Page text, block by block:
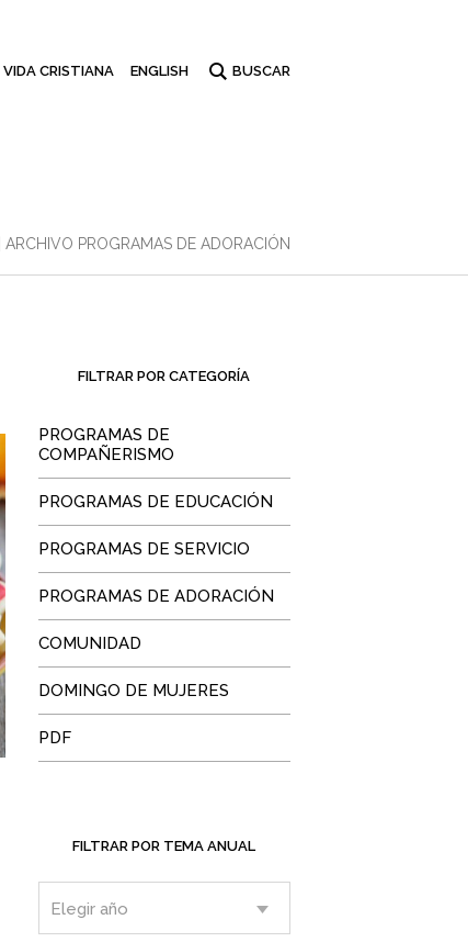
VIDA CRISTIANA ENGLISH
ARCHIVO PROGRAMAS DE ADORACIÓN
FILTRAR POR CATEGORÍA
PROGRAMAS DE
COMPAÑERISMO
PROGRAMAS DE EDUCACIÓN
PROGRAMAS DE SERVICIO
PROGRAMAS DE ADORACIÓN
COMUNIDAD
DOMINGO DE MUJERES
PDF
FILTRAR POR TEMA ANUAL